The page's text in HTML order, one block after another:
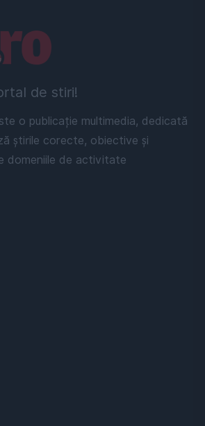
de stiri!
o publicație multimedia, dedicată
știrile corecte, obiective și
domeniile de activitate